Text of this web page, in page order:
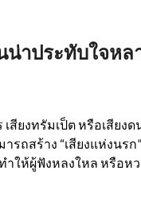
าประทับใจหล
เสียงทรัมเป็ต หรือเสีย
รถสร้าง “เสียงแห่งนร
ำให้ผู้ฟังหลงใหล หรือห